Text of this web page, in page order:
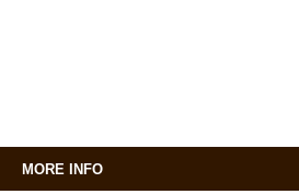
MORE INFO